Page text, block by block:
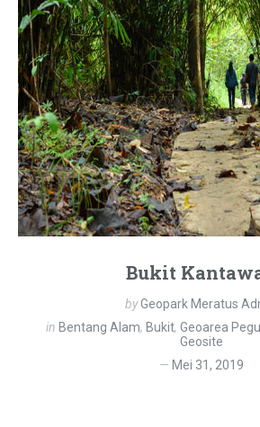
Bukit
byGeopark Meratus
in Bentang Alam, Bukit, Geoarea
Geosite
Mei 31, 2019